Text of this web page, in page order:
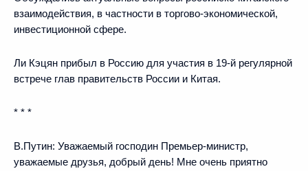
взаимодействия, в частности в торгово-экономической,
инвестиционной сфере.
Ли Кэцян прибыл в Россию для участия в 19-й регулярной
встрече глав правительств России и Китая.
* * *
В.Путин: Уважаемый господин Премьер-министр,
уважаемые друзья, добрый день! Мне очень приятно